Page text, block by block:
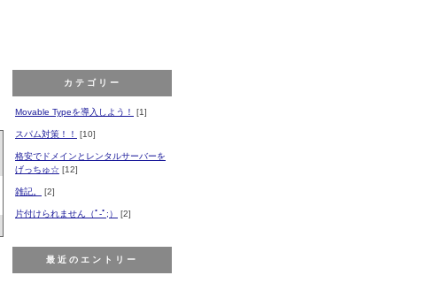
カテゴリー
Movable Typeを導入しよう！ [1]
スパム対策！！ [10]
格安でドメインとレンタルサーバーを
げっちゅ☆ [12]
雑記。 [2]
片付けられません（ﾟ-ﾟ;） [2]
最近のエントリー